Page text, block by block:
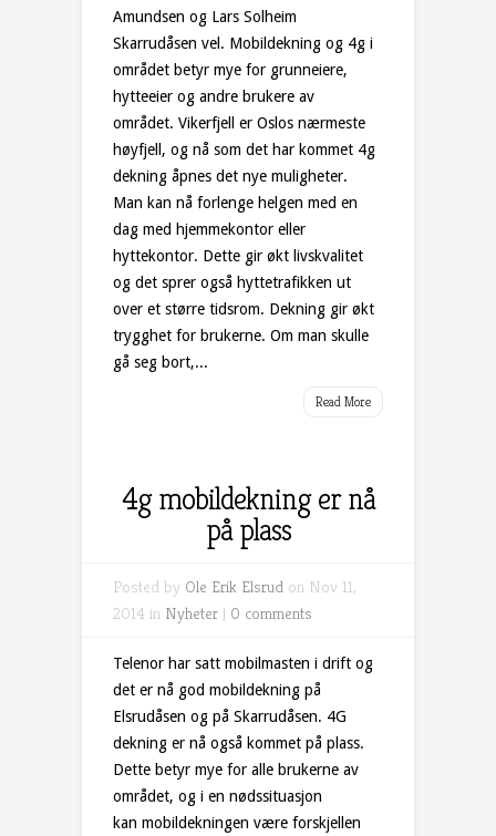
Amundsen og Lars Solheim
Skarrudåsen vel. Mobildekning og 4g i
området betyr mye for grunneiere,
hytteeier og andre brukere av
området. Vikerfjell er Oslos nærmeste
høyfjell, og nå som det har kommet 4g
dekning åpnes det nye muligheter.
Man kan nå forlenge helgen med en
dag med hjemmekontor eller
hyttekontor. Dette gir økt livskvalitet
og det sprer også hyttetrafikken ut
over et større tidsrom. Dekning gir økt
trygghet for brukerne. Om man skulle
gå seg bort,...
Read More
4g mobildekning er nå
på plass
Posted by Ole Erik Elsrud on Nov 11,
2014 in Nyheter | 0 comments
Telenor har satt mobilmasten i drift og
det er nå god mobildekning på
Elsrudåsen og på Skarrudåsen. 4G
dekning er nå også kommet på plass.
Dette betyr mye for alle brukerne av
området, og i en nødssituasjon
kan mobildekningen være forskjellen